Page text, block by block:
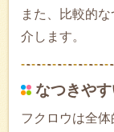
また、比較的
介します。
なつきや
フクロウは全